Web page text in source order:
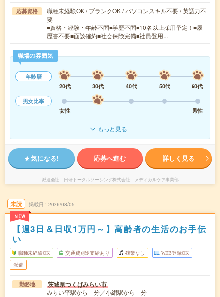
応募資格
職種未経験OK / ブランクOK / パソコンスキル不要 / 英語力不
要
■資格・経験・年齢不問■学歴不問■10名以上採用予定！■履
歴書不要■面談確約■社会保険完備■社員登用…
職場の雰囲気
年齢層
20代
30代 40代 50代
60代
男女比率
女性
男性
もっと見る
気になる! 応募へ進む 詳しく見る
派遣会社 日研トータルソーシング株式会社 メディカルケア事業部
未読
NEW
掲載日 2026/08/05
【週3日＆日収1万円～】高齢者の生活のお手伝
い
職種未経験OK 交通費別途支給あり 残業なし WEB登録OK
派遣
勤務地 茨城県つくばみらい市
みらい平駅から---分／小絹駅から---分